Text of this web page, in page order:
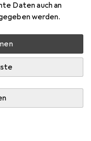
Daten auch an
werden.
ein